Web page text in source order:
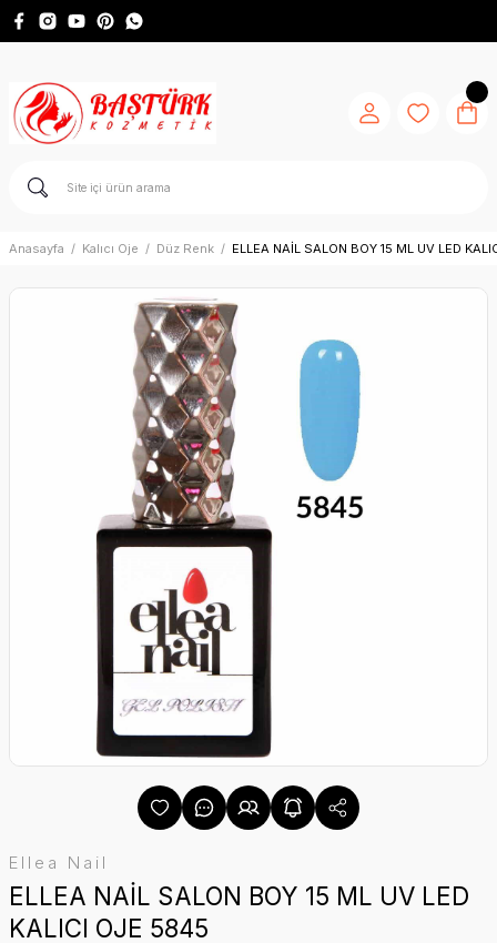
Anasayfa Kalıcı Oje Düz Renk ELLEA NAİL SALON BOY 15 ML UV LED
Ellea Nail
ELLEA NAİL SALON BOY 15 ML UV LED
KALICI OJE 5845